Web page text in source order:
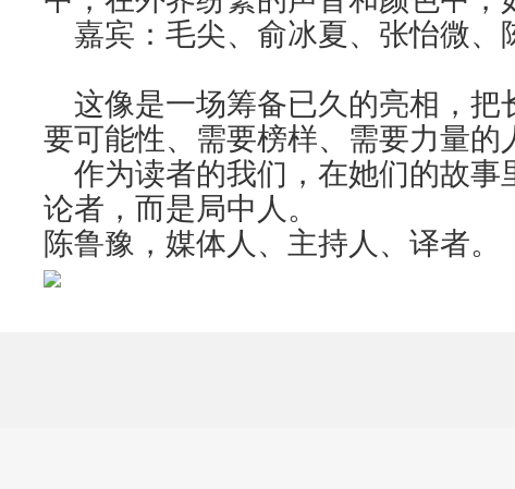
嘉宾：毛尖、俞冰夏、张怡微
这像是一场筹备已久的亮相，
要可能性、需要榜样、需要力量的
作为读者的我们，在她们的故
论者，而是局中人。
陈鲁豫，媒体人、主持人、译者。